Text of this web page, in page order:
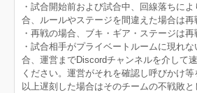
・試合開始前および試合中、回線落ちに
合、ルールやステージを間違えた場合は再
・再戦の場合、ブキ・ギア・ステージは再
・試合相手がプライベートルームに現れ
合、運営までDiscordチャンネルを介して
ください。運営がそれを確認し呼びかけ
以上遅刻した場合はそのチームの不戦敗と